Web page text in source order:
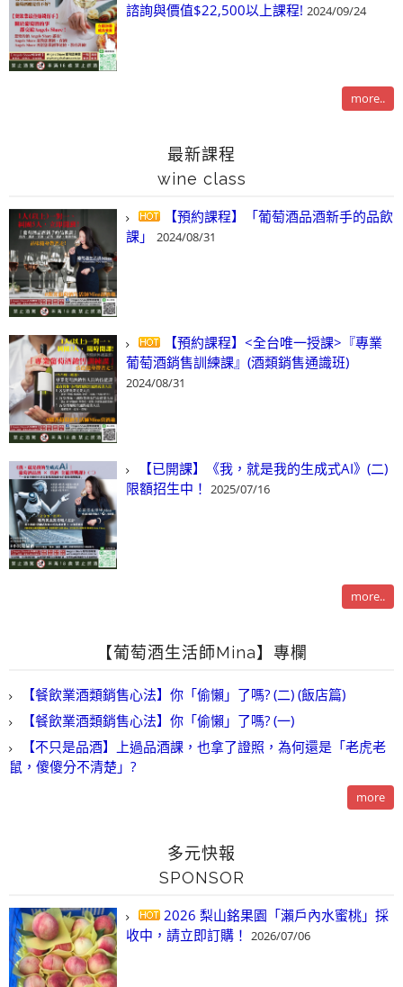
諮詢與價值$22,500以上課程! 2024/09/24
more..
最新課程
wine class
【預約課程】「葡萄酒品酒新手的品飲
課」
2024/08/31
【預約課程】<全台唯一授課>『專業
葡萄酒銷售訓練課』(酒類銷售通識班)
2024/08/31
【已開課】《我，就是我的生成式AI》(二)
限額招生中！ 2025/07/16
more..
【葡萄酒生活師Mina】專欄
【餐飲業酒類銷售心法】你「偷懶」了嗎? (二) (飯店篇)
【餐飲業酒類銷售心法】你「偷懶」了嗎? (一)
【不只是品酒】上過品酒課，也拿了證照，為何還是「老虎老
鼠，傻傻分不清楚」?
more
多元快報
SPONSOR
2026 梨山銘果園「瀨戶內水蜜桃」採
收中，請立即訂購！ 2026/07/06